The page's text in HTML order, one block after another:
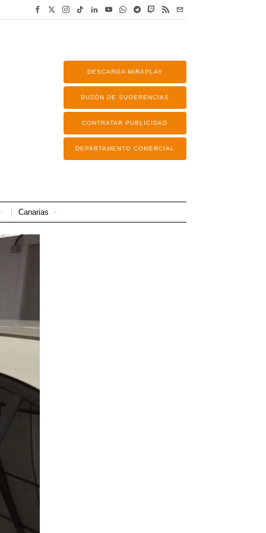
DESCARGA MIRAPLAY
BUZÓN DE SUGERENCIAS
CONTRATAR PUBLICIDAD
DEPARTAMENTO COMERCIAL
Canarias